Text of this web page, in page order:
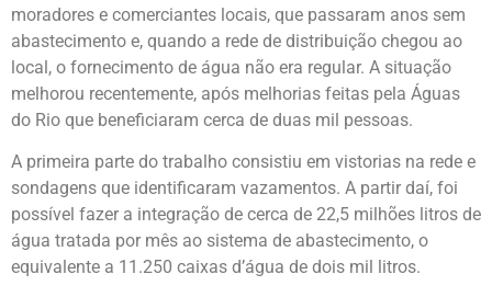
moradores e comerciantes locais, que passaram anos sem
abastecimento e, quando a rede de distribuição chegou ao
local, o fornecimento de água não era regular. A situação
melhorou recentemente, após melhorias feitas pela Águas
do Rio que beneficiaram cerca de duas mil pessoas.
A primeira parte do trabalho consistiu em vistorias na rede e
sondagens que identificaram vazamentos. A partir daí, foi
possível fazer a integração de cerca de 22,5 milhões litros de
água tratada por mês ao sistema de abastecimento, o
equivalente a 11.250 caixas d’água de dois mil litros.